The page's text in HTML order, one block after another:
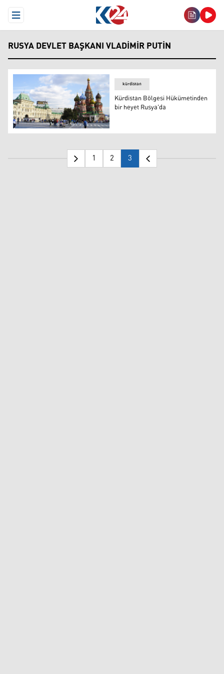
Open Menu
RUSYA DEVLET BAŞKANI VLADIMIR PUTIN
Kürdistan Bölgesi Hükümetinden bir heyet Rusya'da
kürdistan
Kürdistan Bölgesi Hükümetinden
bir heyet Rusya'da
1 2 3